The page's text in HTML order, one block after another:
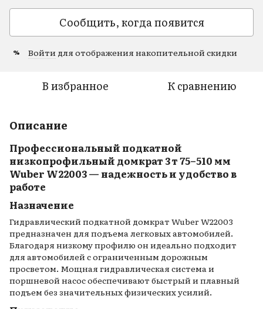
Сообщить, когда появится
% Войти для отображения накопительной скидки
В избранное К сравнению
Описание
Профессиональный подкатной
низкопрофильный домкрат 3 т 75–510 мм
Wuber W22003 — надежность и удобство в
работе
Назначение
Гидравлический подкатной домкрат Wuber W22003
предназначен для подъема легковых автомобилей.
Благодаря низкому профилю он идеально подходит
для автомобилей с ограниченным дорожным
просветом. Мощная гидравлическая система и
поршневой насос обеспечивают быстрый и плавный
подъем без значительных физических усилий.